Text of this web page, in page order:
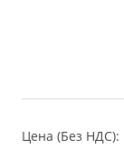
Цена (Без НДС):